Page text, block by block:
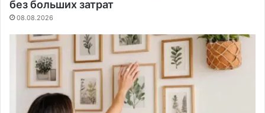
без больших затрат
08.08.2026